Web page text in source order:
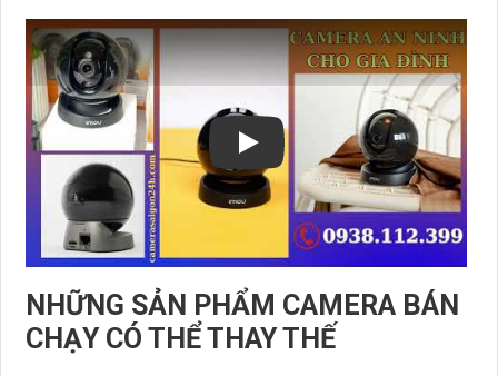
🐳 Chế độ bảo hành, bảo trì ấn tượng nhất thị
trường.
🐳 Miễn phí giao hàng TPHCM
🐳 Miễn phí lắp đặt tại nhà
🐳 Bảo hành chính hãng lên đến 2 năm
🐳 Đổi mới 1 đổi 1 do lỗi NSX trong vòng 07 ngày đầu
🐳 Nhân viên kỹ thuật có mặt nhanh chóng ở khắp
TPHCM